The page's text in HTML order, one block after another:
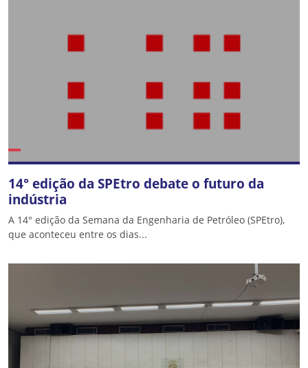
14° edição da SPEtro debate o futuro da
indústria
A 14° edição da Semana da Engenharia de Petróleo (SPEtro),
que aconteceu entre os dias...